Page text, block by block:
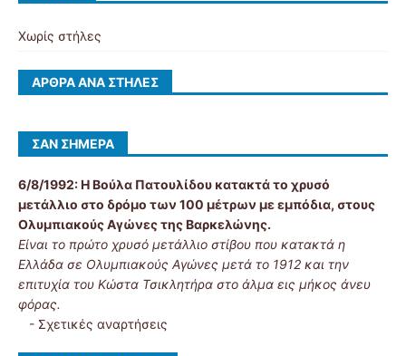
Χωρίς στήλες
ΆΡΘΡΑ ΑΝΆ ΣΤΉΛΕΣ
ΣΑΝ ΣΉΜΕΡΑ
6/8/1992:Η Βούλα Πατουλίδου κατακτά το χρυσό
μετάλλιο στο δρόμο των 100 μέτρων με εμπόδια, στους
Ολυμπιακούς Αγώνες της Βαρκελώνης.
Είναι το πρώτο χρυσό μετάλλιο στίβου που κατακτά η
Ελλάδα σε Ολυμπιακούς Αγώνες μετά το 1912 και την
επιτυχία του Κώστα Τσικλητήρα στο άλμα εις μήκος άνευ
φόρας.
- Σχετικές αναρτήσεις